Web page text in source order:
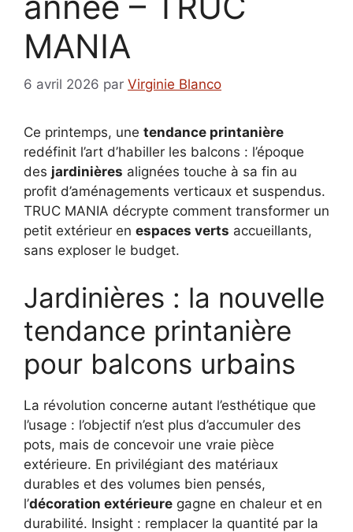
MANIA
6 avril 2026 par Virginie Blanco
Ce printemps, une tendance printanière
redéfinit l’art d’habiller les balcons : l’époque
des jardinières alignées touche à sa fin au
profit d’aménagements verticaux et suspendus.
TRUC MANIA décrypte comment transformer un
petit extérieur en espaces verts accueillants,
sans exploser le budget.
Jardinières : la nouvelle
tendance printanière
pour balcons urbains
La révolution concerne autant l’esthétique que
l’usage : l’objectif n’est plus d’accumuler des
pots, mais de concevoir une vraie pièce
extérieure. En privilégiant des matériaux
durables et des volumes bien pensés,
l’décoration extérieure gagne en chaleur et en
durabilité. Insight : remplacer la quantité par la